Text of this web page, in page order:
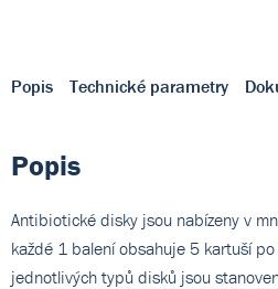
Popis Technické parametry
Popis
Antibiotické disky jsou nabízeny v
každé 1 balení obsahuje 5 kartuší
jednotlivých typů disků jsou